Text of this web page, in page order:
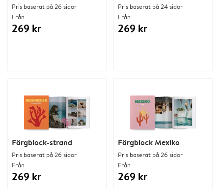
Pris baserat på 26 sidor
Från
269 kr
Pris baserat på 24 sidor
Från
269 kr
Färgblock-strand
Pris baserat på 26 sidor
Från
269 kr
Färgblock Mexiko
Pris baserat på 26 sidor
Från
269 kr